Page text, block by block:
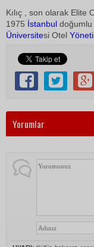
Kılıç , son olarak Elite
1975 İstanbul doğumlu
Üniversitesi Otel
Yorumlar